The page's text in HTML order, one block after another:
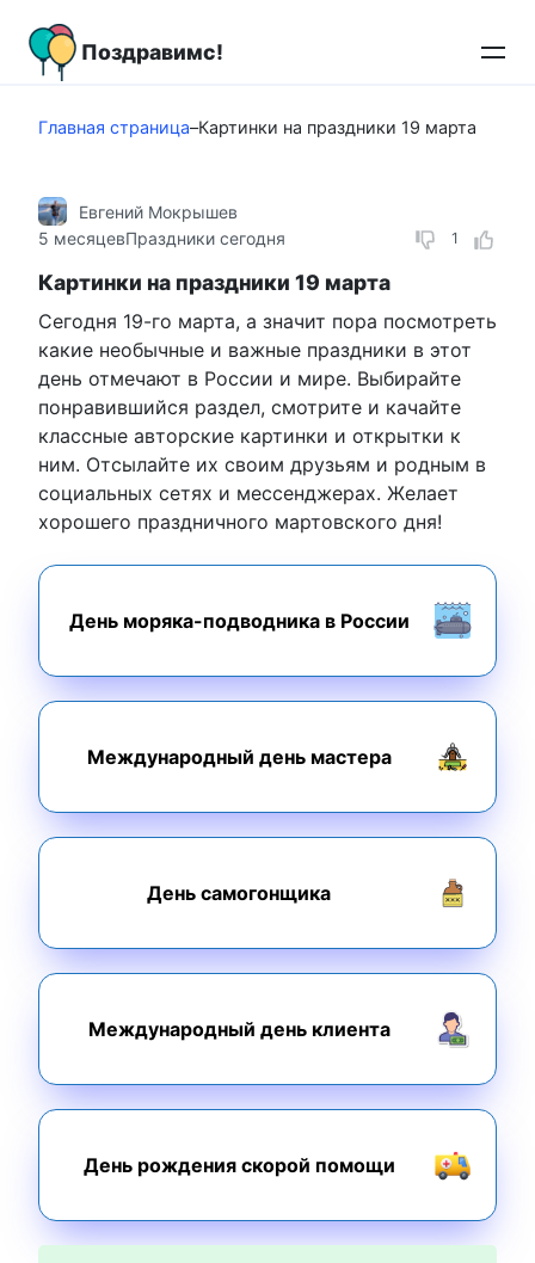
контенту
Поздравимс!
Главная страница–Картинки на праздники 19 марта
1
Евгений Мокрышев
5 месяцевПраздники сегодня
Картинки на праздники 19 марта
Сегодня 19-го марта, а значит пора посмотреть
какие необычные и важные праздники в этот
день отмечают в России и мире. Выбирайте
понравившийся раздел, смотрите и качайте
классные авторские картинки и открытки к
ним. Отсылайте их своим друзьям и родным в
социальных сетях и мессенджерах. Желает
хорошего праздничного мартовского дня!
День моряка-подводника в России
Международный день мастера
День самогонщика
Международный день клиента
День рождения скорой помощи